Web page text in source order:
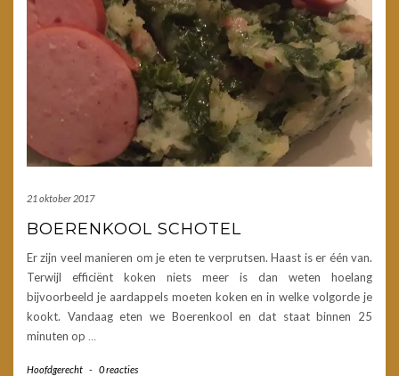
21 oktober 2017
BOERENKOOL SCHOTEL
Er zijn veel manieren om je eten te verprutsen. Haast is er één van.
Terwijl efficiënt koken niets meer is dan weten hoelang
bijvoorbeeld je aardappels moeten koken en in welke volgorde je
kookt. Vandaag eten we Boerenkool en dat staat binnen 25
minuten op …
Hoofdgerecht - 0 reacties